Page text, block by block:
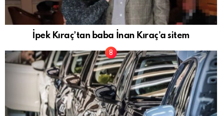
İpek Kıraç’tan baba İnan Kıraç’a sitem